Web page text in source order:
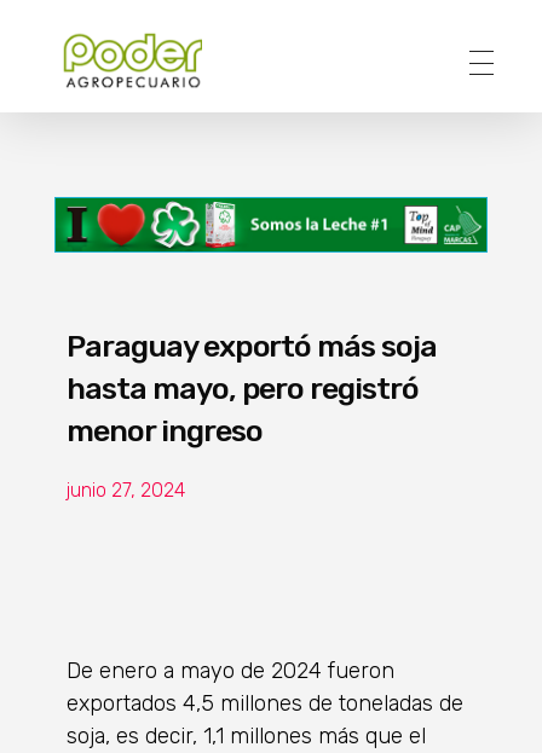
Paraguay exportó más soja
hasta mayo, pero registró
menor ingreso
junio 27, 2024
De enero a mayo de 2024 fueron
exportados 4,5 millones de toneladas de
soja, es decir, 1,1 millones más que el